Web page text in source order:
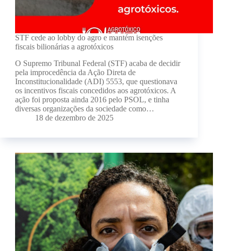
STF cede ao lobby do agro e mantém isenções
fiscais bilionárias a agrotóxicos
O Supremo Tribunal Federal (STF) acaba de decidir
pela improcedência da Ação Direta de
Inconstitucionalidade (ADI) 5553, que questionava
os incentivos fiscais concedidos aos agrotóxicos. A
ação foi proposta ainda 2016 pelo PSOL, e tinha
diversas organizações da sociedade como…
18 de dezembro de 2025